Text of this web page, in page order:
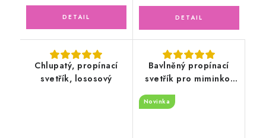
Chlupatý, propínací
svetřík, lososový
Bavlněný propínací
svetřík pro miminko,
Novinka